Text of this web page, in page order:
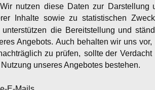
Wir nutzen diese Daten zur Darstellung
Inhalte sowie zu statistischen
unterstützen die Bereitstellung und
Angebots. Auch behalten wir uns vor,
zu prüfen, sollte der Verdacht
unseres Angebotes bestehen.